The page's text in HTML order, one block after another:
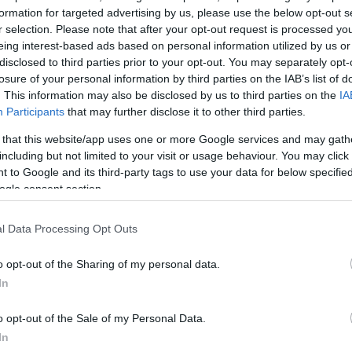
for targeted advertising by us, please use the below opt-out
selection. Please note that after your opt-out request is processed
interest-based ads based on personal information utilized by us
to third parties prior to your opt-out. You may separately
of your personal information by third parties on the IAB’s list of
This information may also be disclosed by us to third parties on the
Participants that may further disclose it to other third parties.
that this website/app uses one or more Google services and may
but not limited to your visit or usage behaviour. You may
to Google and its third-party tags to use your data for below
consent section.
Data Processing Opt Outs
opt-out of the Sharing of my personal data.
opt-out of the Sale of my Personal Data.
αυτόματα χειμερινά
να γνωρίσεις την πιο
το μικρό καρό μοτίβο που
διακοπές, επιστρέφει
μας μια ρομαντική, φρέσκια και
gingham έχει καταφέρει να
συνδυάζεται εύκολα και
απλά outfits. Από φορέματα
print που κάνει κάθε
χωρίς ιδιαίτερη